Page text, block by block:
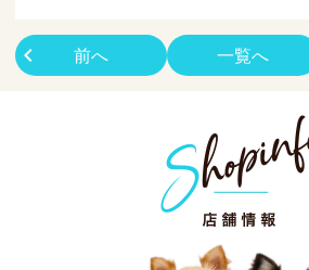
前へ 一覧へ